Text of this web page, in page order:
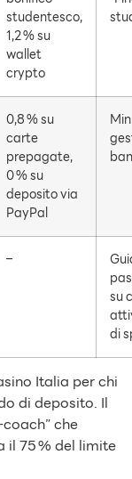
studentesco,
1,2 % su
wallet
crypto
0,8 % su
carte
prepagate,
0 % su
deposito via
PayPal
–
su
di
Italia per chi
di deposito. Il
che
il 75 % del limite